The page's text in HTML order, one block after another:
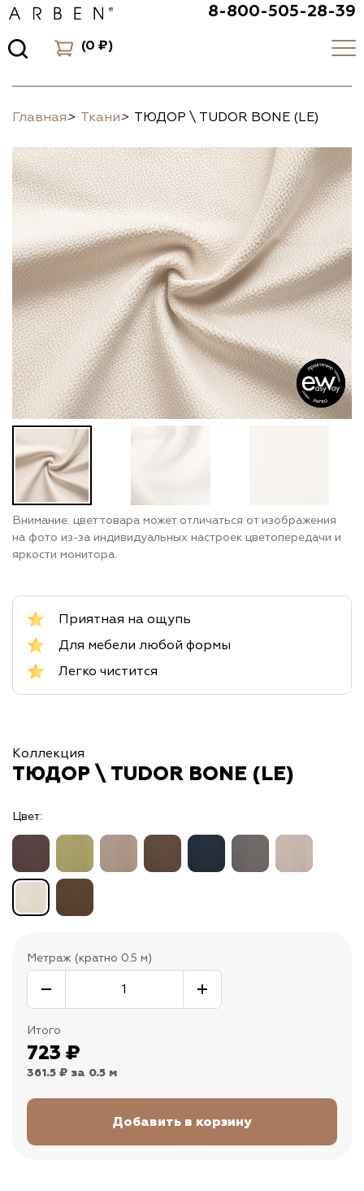
8-800-505-28-39
(0 ₽)
Главная> Ткани> ТЮДОР \ TUDOR BONE (LE)
Внимание: цвет товара может отличаться от изображения
на фото из-за индивидуальных настроек цветопередачи и
яркости монитора.
Приятная на ощупь
Для мебели любой формы
Легко чистится
Коллекция
ТЮДОР \ TUDOR BONE (LE)
Цвет:
Метраж (кратно 0.5 м)
Итого
723 ₽
361.5 ₽ за 0.5 м